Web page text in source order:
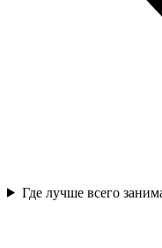
Где лучше всего